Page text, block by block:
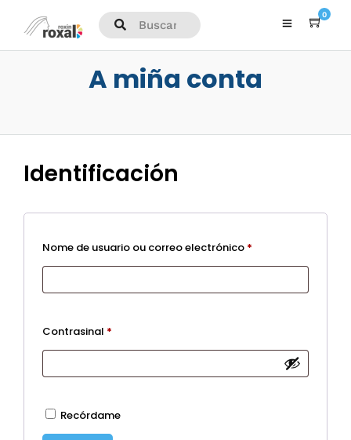
0
A miña conta
Identificación
Nome de usuario ou correo electrónico *
Contrasinal *
Recórdame